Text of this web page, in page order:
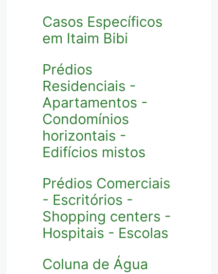
Casos Específicos
em Itaim Bibi
Prédios
Residenciais -
Apartamentos -
Condomínios
horizontais -
Edifícios mistos
Prédios Comerciais
- Escritórios -
Shopping centers -
Hospitais - Escolas
Coluna de Água